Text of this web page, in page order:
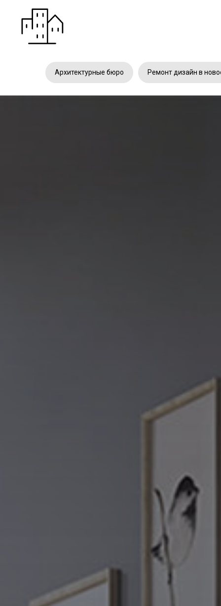
Архитектурные бюро Ремонт дизайн в